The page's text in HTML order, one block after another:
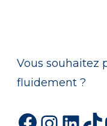
Vous souhaitez
fluidement ?